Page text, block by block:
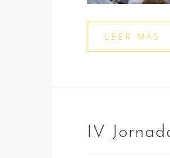
LEER MÁS
IV